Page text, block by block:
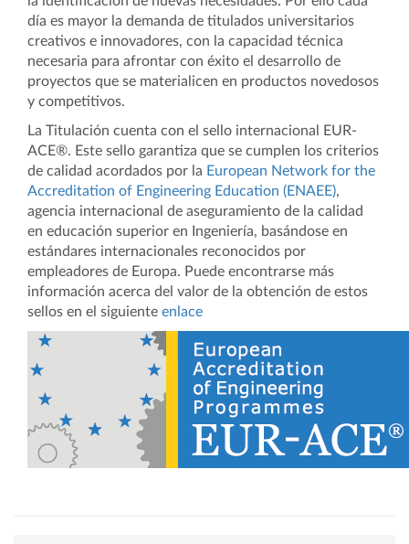
día es mayor la demanda de titulados universitarios
creativos e innovadores, con la capacidad técnica
necesaria para afrontar con éxito el desarrollo de
proyectos que se materialicen en productos novedosos
y competitivos.
La Titulación cuenta con el sello internacional EUR-
ACE®. Este sello garantiza que se cumplen los criterios
de calidad acordados por la European Network for the
Accreditation of Engineering Education (ENAEE),
agencia internacional de aseguramiento de la calidad
en educación superior en Ingeniería, basándose en
estándares internacionales reconocidos por
empleadores de Europa. Puede encontrarse más
información acerca del valor de la obtención de estos
sellos en el siguiente enlace